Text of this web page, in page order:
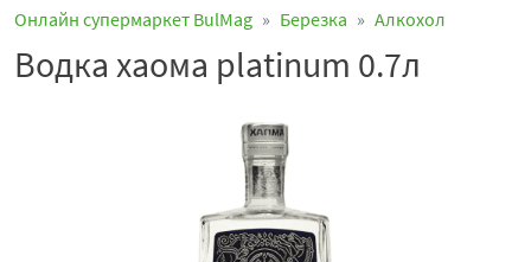
Онлайн супермаркет BulMag Березка Алкохол
Водка хаома platinum 0.7л